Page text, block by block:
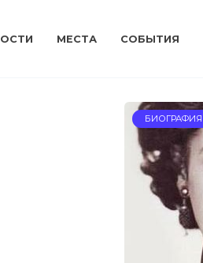
МЕСТА CОБЫТИЯ
БИОГРАФИЯ